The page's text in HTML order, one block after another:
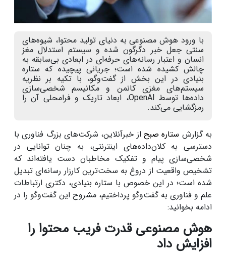
با ورود هوش مصنوعی به دنیای تولید محتوا، شیوه‌های
سنتی جعل خبر دگرگون شده و سیستم استدلال مغز
انسان و اعتبار رسانه‌های حرفه‌ای در ابعادی بی‌سابقه به
چالش کشیده شده است؛ جریانی پیچیده که ستاره
بنیادی در این بخش از گفت‌وگو، با تکیه بر نظریه
سیستم‌های مغزی کانمن و مکانیسم شخصی‌سازی
داده‌ها توسط OpenAI، ابعاد تاریک و فرامحلی آن را
رمزگشایی می‌کند.
به گزارش ستاره صبح از خبرآنلاین، شرکت‌های بزرگ فناوری با
دسترسی به کلان‌داده‌های اینترنتی، به چنان توانایی در
شخصی‌سازی پیام و تفکیک مخاطبان دست یافته‌اند که
تشخیص واقعیت از دروغ به سخت‌ترین کارزار رسانه‌ای تبدیل
شده است؛ در این خصوص با ستاره بنیادی، دکتری ارتباطات
علم و فناوری به گفت‌وگو پرداختیم، مشروح این گفت‌وگو را در
ادامه بخوانید:
هوش مصنوعی قدرت فریب محتوا را
افزایش داد